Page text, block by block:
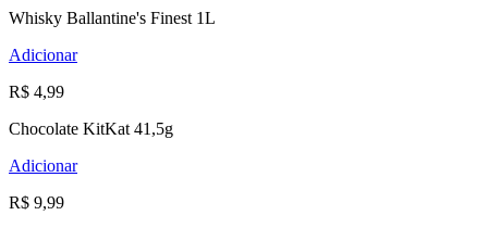
Whisky Ballantine's Finest 1L
Adicionar
R$ 4,99
Chocolate KitKat 41,5g
Adicionar
R$ 9,99